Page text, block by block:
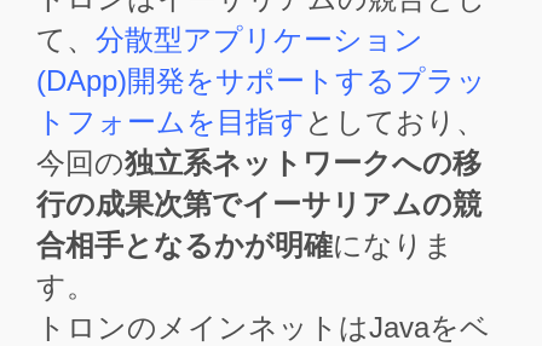
て、 分散型アプリケーション
(DApp)開発をサポートするプラッ
トフォームを目指す としており、
今回の独立系ネットワークへの移
行の成果次第でイーサリアムの競
合相手となるかが明確になりま
す。
トロンのメインネットはJavaをベ